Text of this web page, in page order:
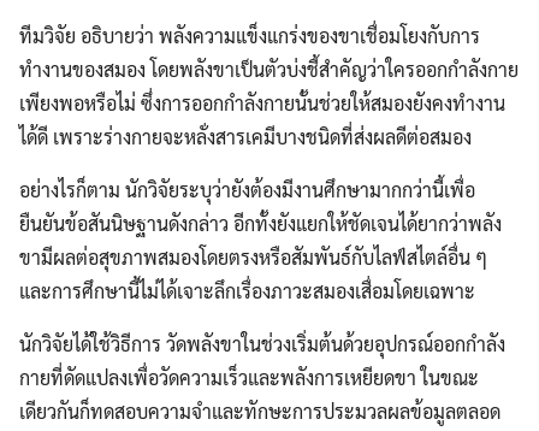
ทีมวิจัย อธิบายว่า พลังความแข็งแกร่งของขาเชื่อมโยงกับการ
ทำงานของสมอง โดยพลังขาเป็นตัวบ่งชี้สำคัญว่าใครออกกำลังกาย
เพียงพอหรือไม่ ซึ่งการออกกำลังกายนั้นช่วยให้สมองยังคงทำงาน
ได้ดี เพราะร่างกายจะหลั่งสารเคมีบางชนิดที่ส่งผลดีต่อสมอง
อย่างไรก็ตาม นักวิจัยระบุว่ายังต้องมีงานศึกษามากกว่านี้เพื่อ
ยืนยันข้อสันนิษฐานดังกล่าว อีกทั้งยังแยกให้ชัดเจนได้ยากว่าพลัง
ขามีผลต่อสุขภาพสมองโดยตรงหรือสัมพันธ์กับไลฟ์สไตล์อื่น ๆ
และการศึกษานี้ไม่ได้เจาะลึกเรื่องภาวะสมองเสื่อมโดยเฉพาะ
นักวิจัยได้ใช้วิธีการ วัดพลังขาในช่วงเริ่มต้นด้วยอุปกรณ์ออกกำลัง
กายที่ดัดแปลงเพื่อวัดความเร็วและพลังการเหยียดขา ในขณะ
เดียวกันก็ทดสอบความจำและทักษะการประมวลผลข้อมูลตลอด